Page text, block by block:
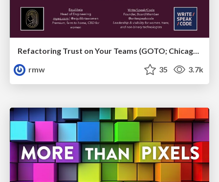
Refactoring Trust on Your Teams (GOTO; Chicago 2020)
rmw
35 3.7k